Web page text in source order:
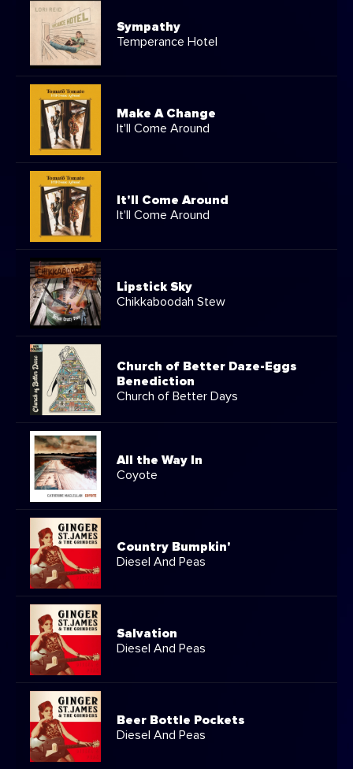
Sympathy
Temperance Hotel
Make A Change
It'll Come Around
It'll Come Around
It'll Come Around
Lipstick Sky
Chikkaboodah Stew
Church of Better Daze-Eggs
Benediction
Church of Better Days
All the Way In
Coyote
Country Bumpkin'
Diesel And Peas
Salvation
Diesel And Peas
Beer Bottle Pockets
Diesel And Peas